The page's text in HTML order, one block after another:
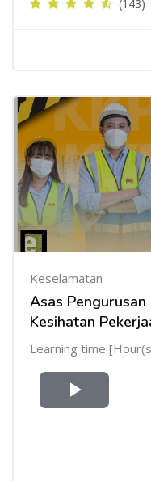
(143)
Keselamatan
Asas
Kesihatan
Learning time